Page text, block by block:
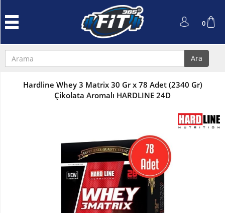
Tozu
Performans
0
Ara
Hardline Whey 3 Matrix 30 Gr x 78 Adet (2340 Gr)
Çikolata Aromalı HARDLINE 24D